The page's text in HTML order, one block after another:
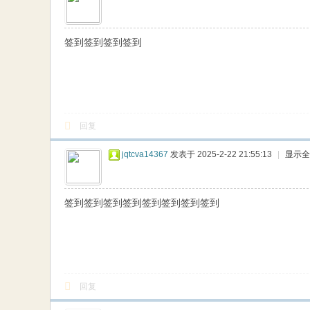
签到签到签到签到
回复
jqtcva14367 发表于 2025-2-22 21:55:13 显示
签到签到签到签到签到签到签到签到
回复